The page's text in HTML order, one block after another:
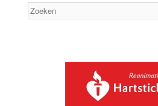
Zoeken